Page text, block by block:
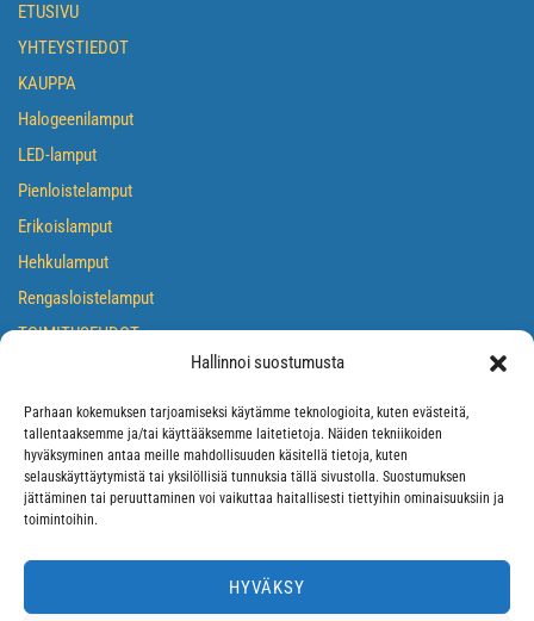
Hallinnoi suostumusta
Parhaan kokemuksen tarjoamiseksi käytämme teknologioita, kuten evästeitä,
tallentaaksemme ja/tai käyttääksemme laitetietoja. Näiden tekniikoiden
hyväksyminen antaa meille mahdollisuuden käsitellä tietoja, kuten
selauskäyttäytymistä tai yksilöllisiä tunnuksia tällä sivustolla. Suostumuksen
jättäminen tai peruuttaminen voi vaikuttaa haitallisesti tiettyihin ominaisuuksiin ja
toimintoihin.
HYVÄKSY
ETUSIVU
YHTEYSTIEDOT
KAUPPA
Halogeenilamput
LED-lamput
Pienloistelamput
Erikoislamput
Hehkulamput
Rengasloistelamput
TOIMITUSEHDOT
EVÄSTEKÄYTÄNTÖ